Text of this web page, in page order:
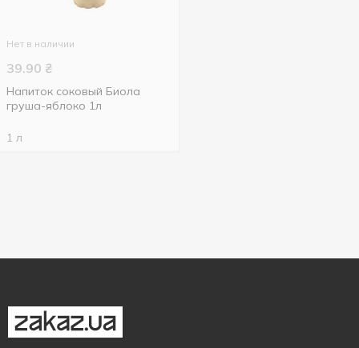
Нет в наличии
39.90 ₴
Напиток соковый Биола
груша-яблоко 1л
1 л